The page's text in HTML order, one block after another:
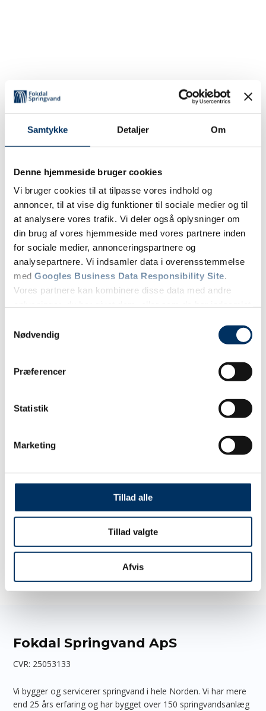
Samtykke Detaljer Om
Denne hjemmeside bruger cookies
Vi bruger cookies til at tilpasse vores indhold og
annoncer, til at vise dig funktioner til sociale medier og til
at analysere vores trafik. Vi deler også oplysninger om
din brug af vores hjemmeside med vores partnere inden
for sociale medier, annonceringspartnere og
analysepartnere. Vi indsamler data i overensstemmelse
med Googles Business Data Responsibility Site.
Vores partnere kan kombinere disse data med andre
Nødvendig
Præferencer
Statistik
Marketing
Tillad alle
Tillad valgte
Afvis
Fokdal Springvand ApS
CVR: 25053133
Vi bygger og servicerer springvand i hele Norden. Vi har mere
end 25 års erfaring og har bygget over 150 springvandsanlæg